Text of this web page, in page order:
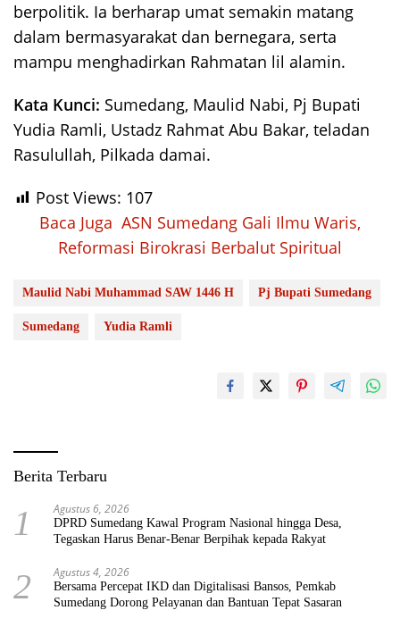
berpolitik. Ia berharap umat semakin matang
dalam bermasyarakat dan bernegara, serta
mampu menghadirkan Rahmatan lil alamin.
Kata Kunci: Sumedang, Maulid Nabi, Pj Bupati
Yudia Ramli, Ustadz Rahmat Abu Bakar, teladan
Rasulullah, Pilkada damai.
Post Views: 107
Baca Juga ASN Sumedang Gali Ilmu Waris,
Reformasi Birokrasi Berbalut Spiritual
Maulid Nabi Muhammad SAW 1446 H Pj Bupati Sumedang
Sumedang Yudia Ramli
Berita Terbaru
1 Agustus 6, 2026
DPRD Sumedang Kawal Program Nasional hingga Desa,
Tegaskan Harus Benar-Benar Berpihak kepada Rakyat
2 Agustus 4, 2026
Bersama Percepat IKD dan Digitalisasi Bansos, Pemkab
Sumedang Dorong Pelayanan dan Bantuan Tepat Sasaran